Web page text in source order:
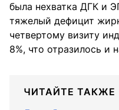
была нехватка ДГК и
тяжелый дефицит
четвертому визиту
8%, что отразилось и
ЧИТАЙТЕ ТАКЖЕ